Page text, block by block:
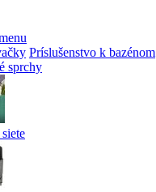
Príslušenstvo k bazénom
sprchy